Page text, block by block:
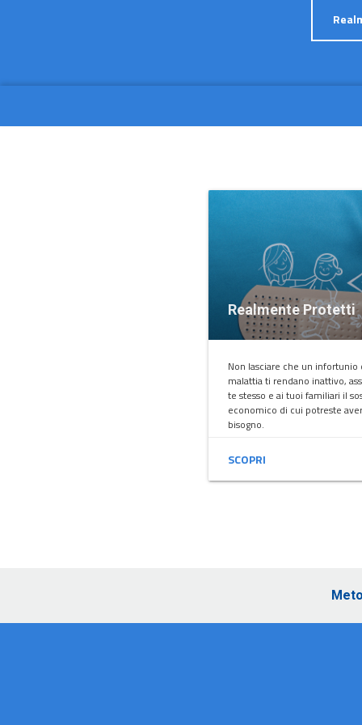
Realmente Protetti
Non lasciare che un infortunio
malattia ti rendano inattivo,
te stesso e ai tuoi familiari il
economico di cui potreste
bisogno.
SCOPRI